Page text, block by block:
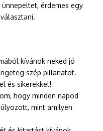
érdemes egy
kívánok neked jó
szép pillanatot.
és sikerekkel!
hogy minden napod
mint amilyen